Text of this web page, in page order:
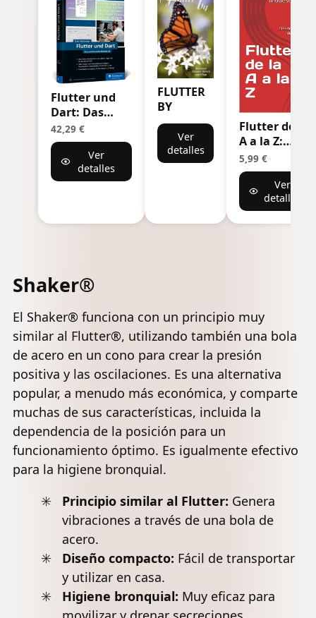
Flutter und
Dart: Das
umfassende
Handbuch für
die
professionelle
App-
42,29 €
Ver
detalles
FLUTTER
BY
Ver
detalles
Flutter de la
A a la Z:
Desde cero
hasta
desarrollador
avanzado
5,99 €
Ver
detalles
Shaker®
El Shaker® funciona con un principio muy
similar al Flutter®, utilizando también una bola
de acero en un cono para crear la presión
positiva y las oscilaciones. Es una alternativa
popular, a menudo más económica, y comparte
muchas de sus características, incluida la
dependencia de la posición para un
funcionamiento óptimo. Es igualmente efectivo
para la higiene bronquial.
Principio similar al Flutter: Genera
vibraciones a través de una bola de
acero.
Diseño compacto: Fácil de transportar
y utilizar en casa.
Higiene bronquial: Muy eficaz para